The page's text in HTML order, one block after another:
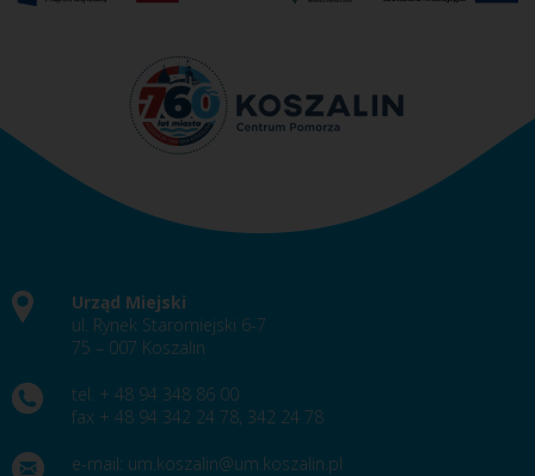
Urząd Miejski
ul. Rynek Staromiejski 6-7
75 – 007 Koszalin
tel. + 48 94 348 86 00
fax + 48 94 342 24 78, 342 24 78
e-mail: um.koszalin@um.koszalin.pl